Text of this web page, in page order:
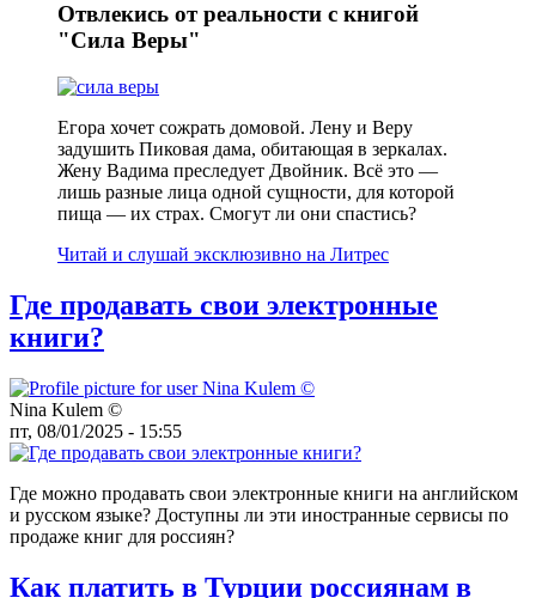
Отвлекись от реальности с книгой
"Сила Веры"
Егора хочет сожрать домовой. Лену и Веру
задушить Пиковая дама, обитающая в зеркалах.
Жену Вадима преследует Двойник. Всё это —
лишь разные лица одной сущности, для которой
пища — их страх. Смогут ли они спастись?
Читай и слушай эксклюзивно на Литрес
Где продавать свои электронные
книги?
Nina Kulem ©️
пт, 08/01/2025 - 15:55
Где можно продавать свои электронные книги на английском
и русском языке? Доступны ли эти иностранные сервисы по
продаже книг для россиян?
Как платить в Турции россиянам в